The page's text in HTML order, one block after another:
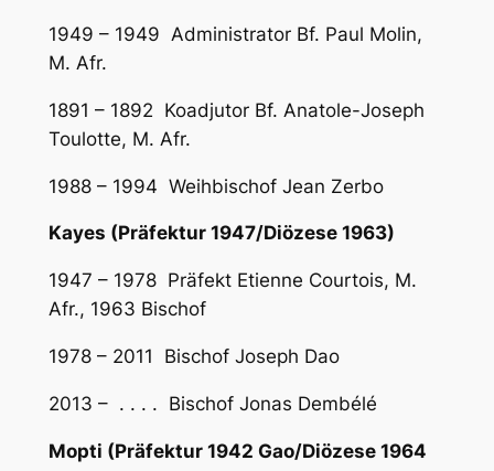
1949 – 1949 Administrator Bf. Paul Molin,
M. Afr.
1891 – 1892 Koadjutor Bf. Anatole-Joseph
Toulotte, M. Afr.
1988 – 1994 Weihbischof Jean Zerbo
Kayes (Präfektur 1947/Diözese 1963)
1947 – 1978 Präfekt Etienne Courtois, M.
Afr., 1963 Bischof
1978 – 2011 Bischof Joseph Dao
2013 – . . . . Bischof Jonas Dembélé
Mopti (Präfektur 1942 Gao/Diözese 1964